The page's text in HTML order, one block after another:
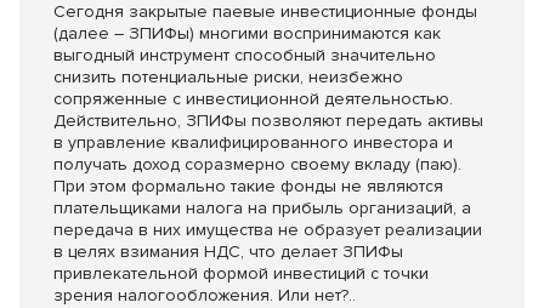
Сегодня закрытые паевые инвестиционные фонды
(далее – ЗПИФы) многими воспринимаются как
выгодный инструмент способный значительно
снизить потенциальные риски, неизбежно
сопряженные с инвестиционной деятельностью.
Действительно, ЗПИФы позволяют передать активы
в управление квалифицированного инвестора и
получать доход соразмерно своему вкладу (паю).
При этом формально такие фонды не являются
плательщиками налога на прибыль организаций, а
передача в них имущества не образует реализации
в целях взимания НДС, что делает ЗПИФы
привлекательной формой инвестиций с точки
зрения налогообложения. Или нет?..